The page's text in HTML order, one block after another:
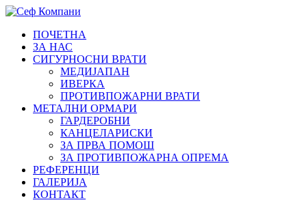
ПОЧЕТНА
ЗА НАС
СИГУРНОСНИ ВРАТИ
МЕДИЈАПАН
ИВЕРКА
ПРОТИВПОЖАРНИ ВРАТИ
МЕТАЛНИ ОРМАРИ
ГАРДЕРОБНИ
КАНЦЕЛАРИСКИ
ЗА ПРВА ПОМОШ
ЗА ПРОТИВПОЖАРНА ОПРЕМА
РЕФЕРЕНЦИ
ГАЛЕРИЈА
КОНТАКТ